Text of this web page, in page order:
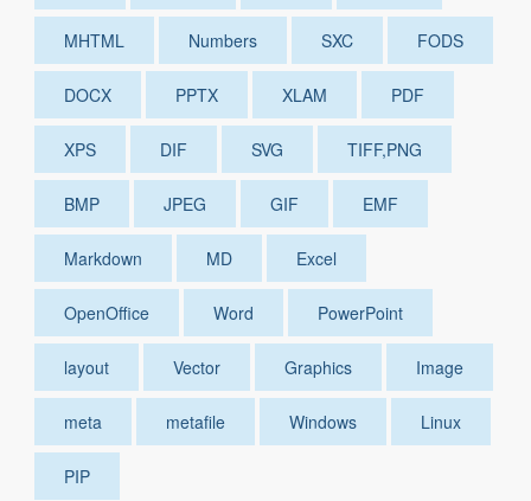
MHTML Numbers SXC FODS
DOCX PPTX XLAM PDF
XPS DIF SVG TIFF,PNG
BMP JPEG GIF EMF
Markdown MD Excel
OpenOffice Word PowerPoint
layout Vector Graphics Image
meta metafile Windows Linux
PIP